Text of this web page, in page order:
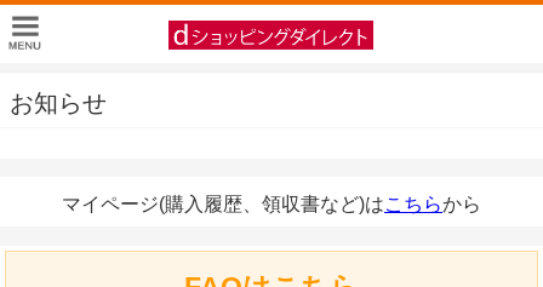
お知らせ
マイページ(購入履歴、領収書など)はこちらから